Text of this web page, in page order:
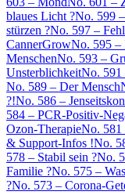
blaues Licht ?No. 599
stürzen ?No. 597 –
CannerGrowNo. 595 –
MenschenNo. 593 –
UnsterblichkeitNo. 591
No. 589 – Der Mensch
?!No. 586 –
584 – PCR-Positiv-
Ozon-TherapieNo. 581
& Support-Infos !No.
578 – Stabil sein ?No.
Familie ?No. 575 –
?No. 573 – Corona-